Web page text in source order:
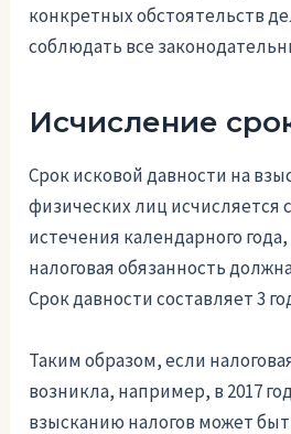
конкретных обстоятельств
соблюдать все
Исчисление
Срок исковой давности на
физических лиц исчисляется
истечения календарного
налоговая обязанность
Срок давности составляет 3
Таким образом, если
возникла, например, в 2017
взысканию налогов может